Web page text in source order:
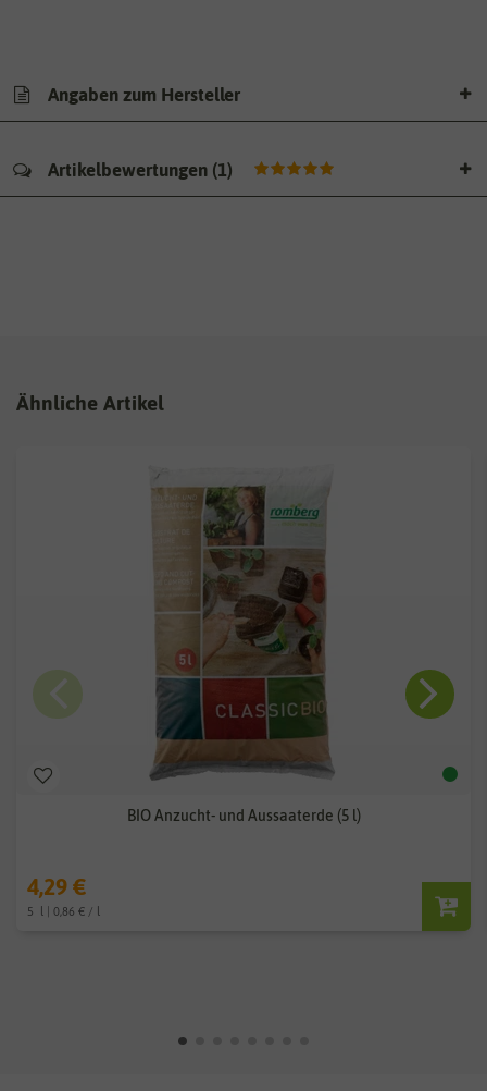
Angaben zum Hersteller
Artikelbewertungen (1)
Ähnliche Artikel
BIO Anzucht- und Aussaaterde (5 l)
4,29 €
5 | 0,86 € / l